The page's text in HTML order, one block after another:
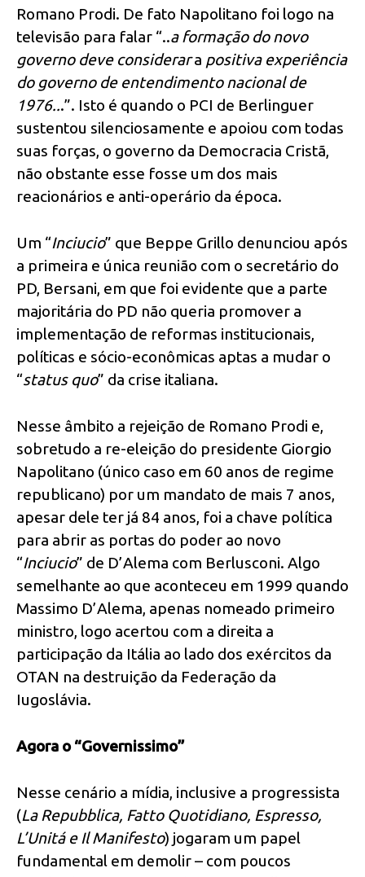
Romano Prodi. De fato Napolitano foi logo na
televisão para falar “..a formação do novo
governo deve considerara positiva experiência
do governo de entendimento nacional de
1976...”. Isto é quando o PCI de Berlinguer
sustentou silenciosamente e apoiou com todas
suas forças, o governo da Democracia Cristã,
não obstante esse fosse um dos mais
reacionários e anti-operário da época.
Um “Inciucio” que Beppe Grillo denunciou após
a primeira e única reunião com o secretário do
PD, Bersani, em que foi evidente que a parte
majoritária do PD não queria promover a
implementação de reformas institucionais,
políticas e sócio-econômicas aptas a mudar o
“status quo” da crise italiana.
Nesse âmbito a rejeição de Romano Prodi e,
sobretudo a re-eleição do presidente Giorgio
Napolitano (único caso em 60 anos de regime
republicano) por um mandato de mais 7 anos,
apesar dele ter já 84 anos, foi a chave política
para abrir as portas do poder ao novo
“Inciucio” de D’Alema com Berlusconi. Algo
semelhante ao que aconteceu em 1999 quando
Massimo D’Alema, apenas nomeado primeiro
ministro, logo acertou com a direita a
participação da Itália ao lado dos exércitos da
OTAN na destruição da Federação da
Iugoslávia.
Agora o “Governissimo”
Nesse cenário a mídia, inclusive a progressista
(La Repubblica, Fatto Quotidiano, Espresso,
L’Unitá e Il Manifesto) jogaram um papel
fundamental em demolir – com poucos